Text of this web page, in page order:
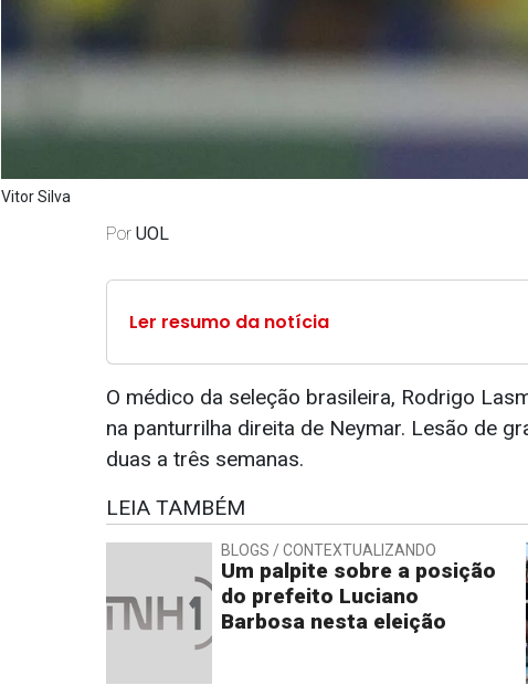
Vitor Silva
Por UOL
Ler resumo da notícia
O médico da seleção brasileira, Rodrigo
na panturrilha direita de Neymar. Lesão de
duas a três semanas.
LEIA TAMBÉM
BLOGS / CONTEXTUALIZANDO
Um palpite sobre a posição
do prefeito Luciano
Barbosa nesta eleição